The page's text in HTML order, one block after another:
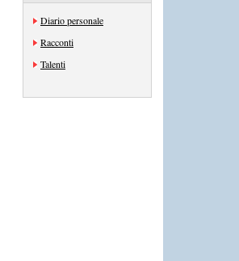
Diario personale
Racconti
Talenti